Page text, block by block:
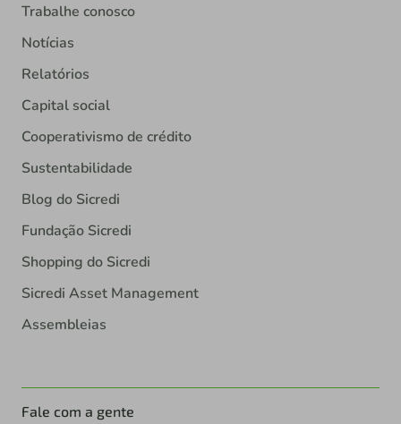
Trabalhe conosco
Notícias
Relatórios
Capital social
Cooperativismo de crédito
Sustentabilidade
Blog do Sicredi
Fundação Sicredi
Shopping do Sicredi
Sicredi Asset Management
Assembleias
Fale com a gente